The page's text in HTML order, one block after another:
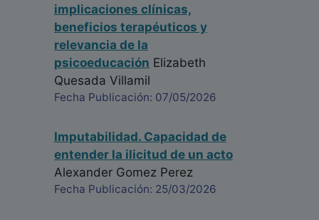
implicaciones clínicas,
beneficios terapéuticos y
relevancia de la
psicoeducación Elizabeth
Quesada Villamil
Fecha Publicación: 07/05/2026
Imputabilidad. Capacidad de
entender la ilicitud de un acto
Alexander Gomez Perez
Fecha Publicación: 25/03/2026